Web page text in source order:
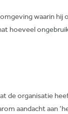
waarin hij
hoeveel
de organisatie
aandacht aan